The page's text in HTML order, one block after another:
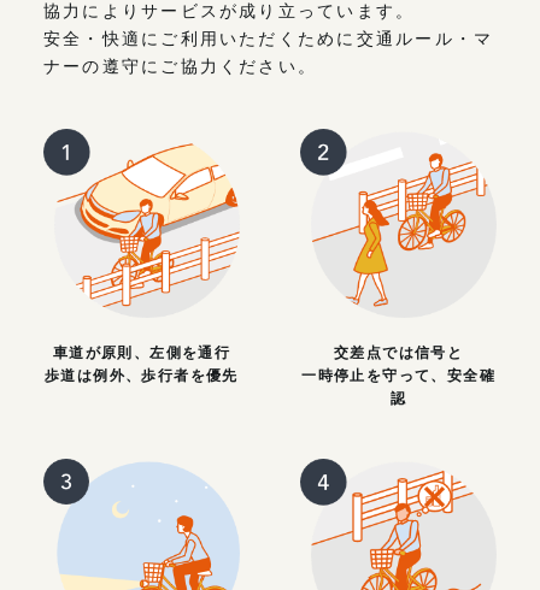
協力によりサービスが成り立っています。
安全・快適にご利用いただくために交通ルール・マ
ナーの遵守にご協力ください。
車道が原則、左側を通行
歩道は例外、歩行者を優先
交差点では信号と
一時停止を守って、安全確
認